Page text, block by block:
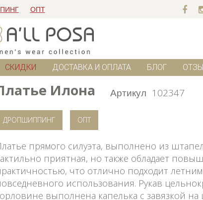
ОПТ
СКИДКИ ДОСТАВКА И ОПЛАТА БЛОГ
Илона Артикул 102347
ДРОПШИППИНГ ОПТ
прямого силуэта, выполнено из
приятная, но также обладает
что отлично подходит
использования. Рукав
выполнена капелька с завязкой